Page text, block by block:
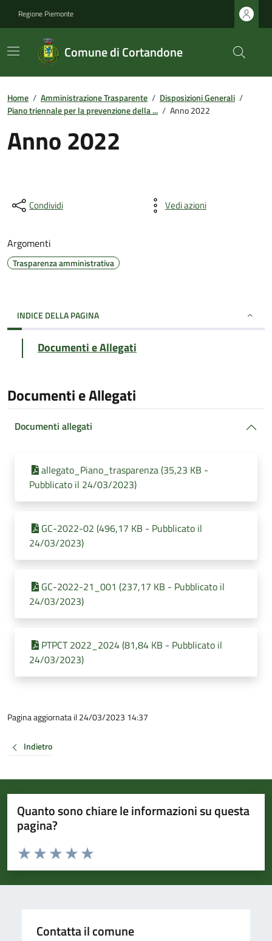
Regione Piemonte
Comune di Cortandone
Home / Amministrazione Trasparente / Disposizioni Generali /
Piano triennale per la prevenzione della ... / Anno 2022
Anno 2022
Condividi Vedi azioni
Argomenti
Trasparenza amministrativa
INDICE DELLA PAGINA
Documenti e Allegati
Documenti e Allegati
Documenti allegati
allegato_Piano_trasparenza (35,23 KB -
Pubblicato il 24/03/2023)
GC-2022-02 (496,17 KB - Pubblicato il
24/03/2023)
GC-2022-21_001 (237,17 KB - Pubblicato il
24/03/2023)
PTPCT 2022_2024 (81,84 KB - Pubblicato il
24/03/2023)
Pagina aggiornata il 24/03/2023 14:37
Indietro
Quanto sono chiare le informazioni su questa
pagina?
Valuta da 1 a 5 stelle la pagina
Valuta 5 stelle su 5
Valuta 4 stelle su 5
Valuta 3 stelle su 5
Valuta 2 stelle su 5
Valuta 1 stelle su 5
Contatta il comune